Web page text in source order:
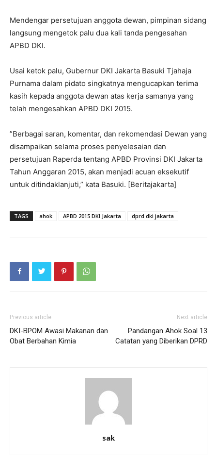
Mendengar persetujuan anggota dewan, pimpinan sidang
langsung mengetok palu dua kali tanda pengesahan
APBD DKI.
Usai ketok palu, Gubernur DKI Jakarta Basuki Tjahaja
Purnama dalam pidato singkatnya mengucapkan terima
kasih kepada anggota dewan atas kerja samanya yang
telah mengesahkan APBD DKI 2015.
”Berbagai saran, komentar, dan rekomendasi Dewan yang
disampaikan selama proses penyelesaian dan
persetujuan Raperda tentang APBD Provinsi DKI Jakarta
Tahun Anggaran 2015, akan menjadi acuan eksekutif
untuk ditindaklanjuti,” kata Basuki. [Beritajakarta]
TAGS ahok APBD 2015 DKI Jakarta dprd dki jakarta
Previous article
DKI-BPOM Awasi Makanan dan
Obat Berbahan Kimia
Next article
Pandangan Ahok Soal 13
Catatan yang Diberikan DPRD
sak